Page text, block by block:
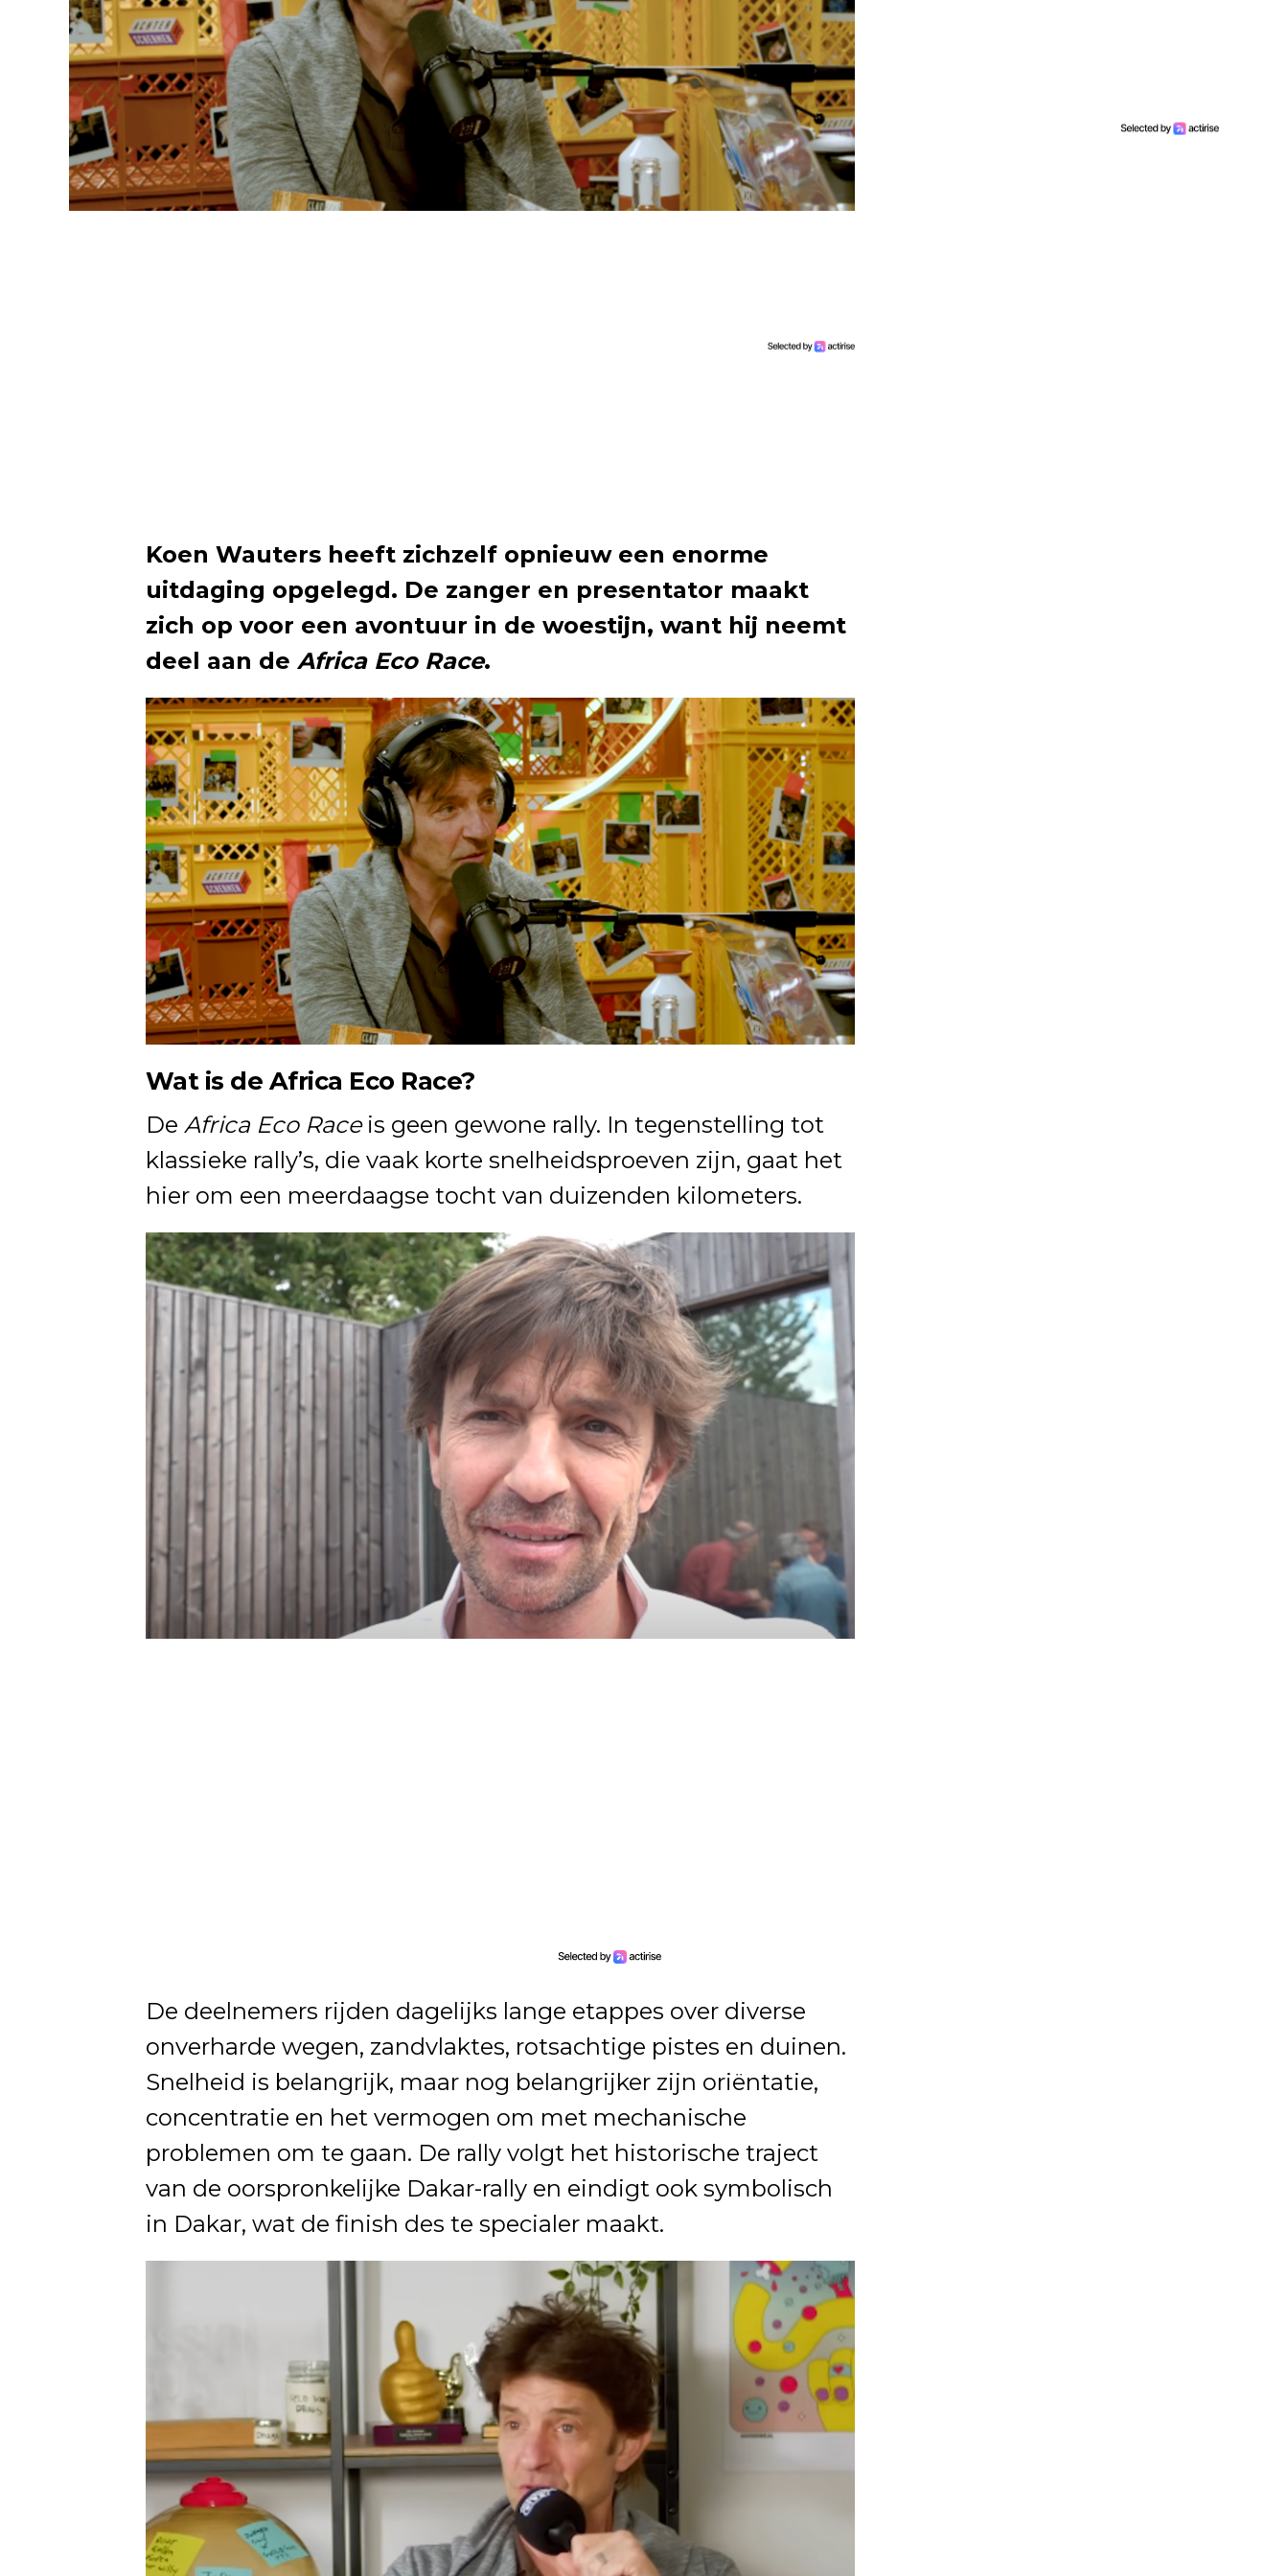
Koen Wauters heeft zichzelf opnieuw een enorme
uitdaging opgelegd. De zanger en presentator maakt
zich op voor een avontuur in de woestijn, want hij neemt
deel aan de Africa Eco Race.
Wat is de Africa Eco Race?
De Africa Eco Raceis geen gewone rally. In tegenstelling tot
klassieke rally’s, die vaak korte snelheidsproeven zijn, gaat het
hier om een meerdaagse tocht van duizenden kilometers.
De deelnemers rijden dagelijks lange etappes over diverse
onverharde wegen, zandvlaktes, rotsachtige pistes en duinen.
Snelheid is belangrijk, maar nog belangrijker zijn oriëntatie,
concentratie en het vermogen om met mechanische
problemen om te gaan. De rally volgt het historische traject
van de oorspronkelijke Dakar-rally en eindigt ook symbolisch
in Dakar, wat de finish des te specialer maakt.